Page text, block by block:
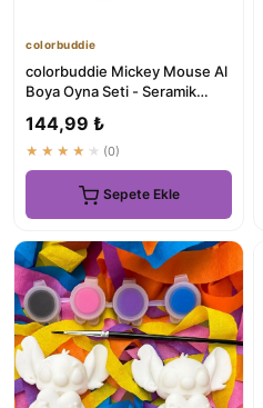
colorbuddie
colorbuddie Mickey Mouse Al
Boya Oyna Seti - Seramik
144,99 ₺
★★★★★ (0)
Sepete Ekle